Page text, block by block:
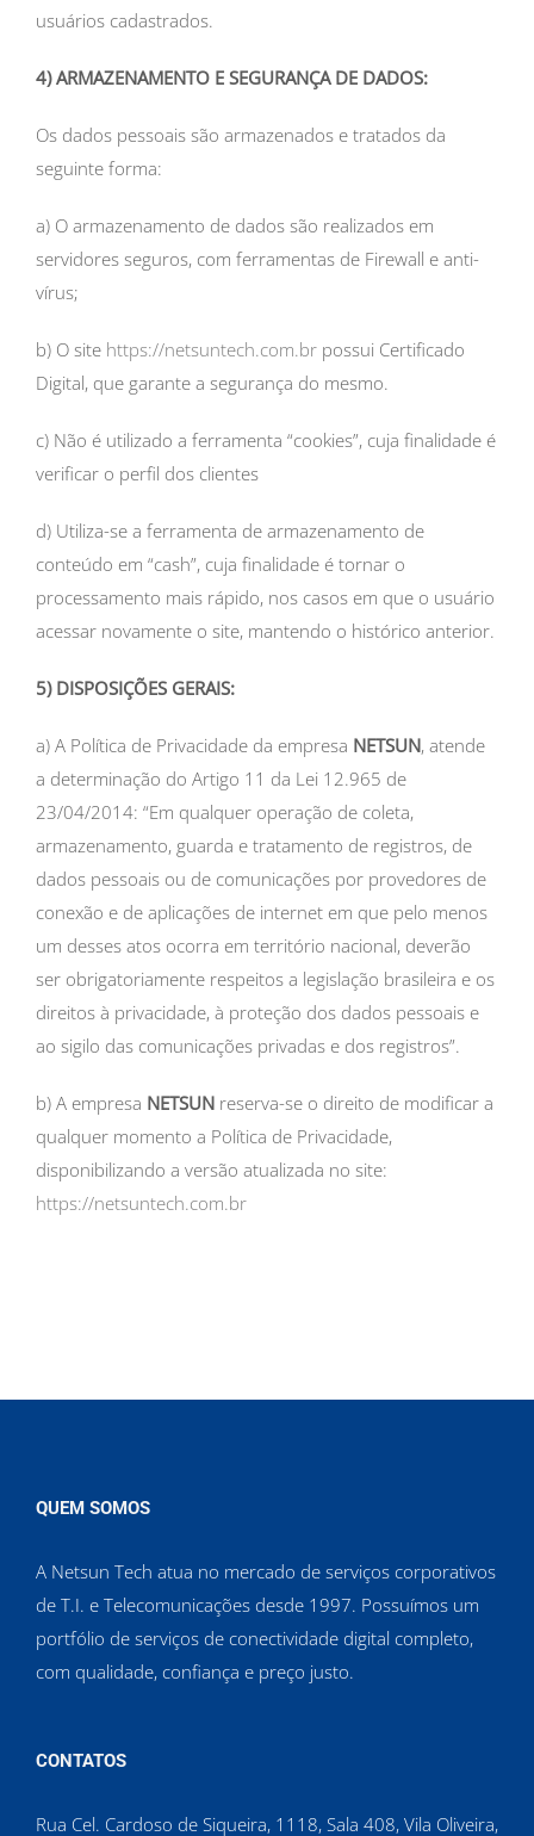
usuários cadastrados.
4) ARMAZENAMENTO E SEGURANÇA DE DADOS:
Os dados pessoais são armazenados e tratados da
seguinte forma:
a) O armazenamento de dados são realizados em
servidores seguros, com ferramentas de Firewall e anti-
vírus;
b) O site https://netsuntech.com.br possui Certificado
Digital, que garante a segurança do mesmo.
c) Não é utilizado a ferramenta “cookies”, cuja finalidade é
verificar o perfil dos clientes
d) Utiliza-se a ferramenta de armazenamento de
conteúdo em “cash”, cuja finalidade é tornar o
processamento mais rápido, nos casos em que o usuário
acessar novamente o site, mantendo o histórico anterior.
5) DISPOSIÇÕES GERAIS:
a) A Política de Privacidade da empresa NETSUN, atende
a determinação do Artigo 11 da Lei 12.965 de
23/04/2014: “Em qualquer operação de coleta,
armazenamento, guarda e tratamento de registros, de
dados pessoais ou de comunicações por provedores de
conexão e de aplicações de internet em que pelo menos
um desses atos ocorra em território nacional, deverão
ser obrigatoriamente respeitos a legislação brasileira e os
direitos à privacidade, à proteção dos dados pessoais e
ao sigilo das comunicações privadas e dos registros”.
b) A empresa NETSUN reserva-se o direito de modificar a
qualquer momento a Política de Privacidade,
disponibilizando a versão atualizada no site:
https://netsuntech.com.br
QUEM SOMOS
A Netsun Tech atua no mercado de serviços corporativos
de T.I. e Telecomunicações desde 1997. Possuímos um
portfólio de serviços de conectividade digital completo,
com qualidade, confiança e preço justo.
CONTATOS
Rua Cel. Cardoso de Siqueira, 1118, Sala 408, Vila Oliveira,